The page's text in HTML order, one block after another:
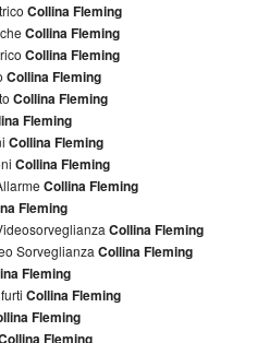
Collina Fleming
Collina Fleming
Collina Fleming
Collina Fleming
Collina Fleming
Fleming
Collina Fleming
Collina Fleming
Collina Fleming
Fleming
Collina Fleming
Sorveglianza Collina Fleming
Fleming
Collina Fleming
Fleming
Fleming